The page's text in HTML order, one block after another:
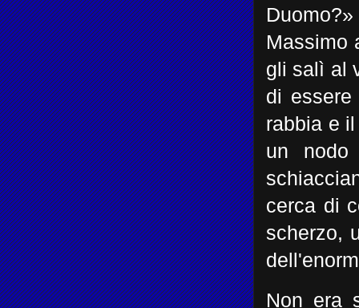
Massimo
gli salì al
di
rabbia e
un
cerca di
scherzo,
Non era